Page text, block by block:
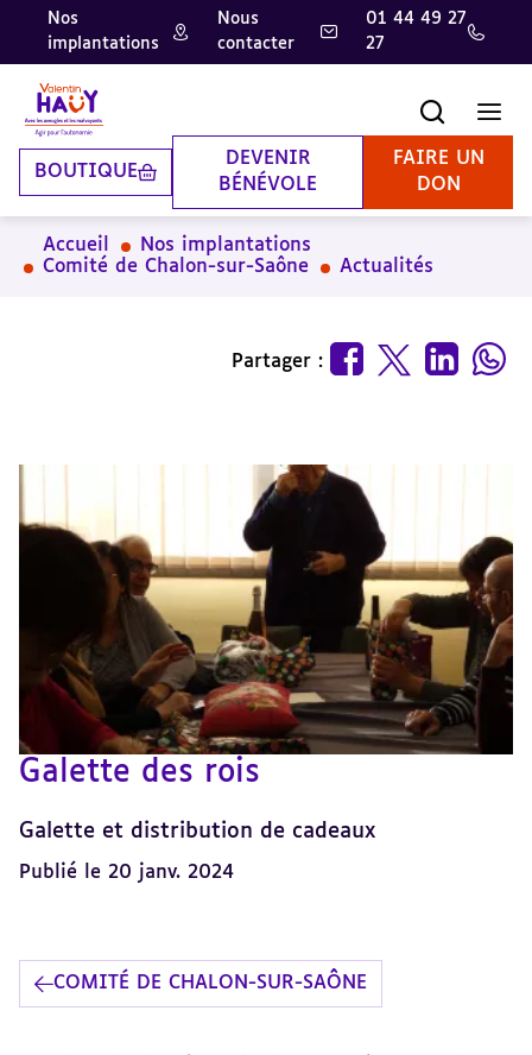
Aller
contenu
principal
Aller
pied
de
page
Aller
la
recherche
Nos
implantations
Nous
contacter
01 44 49 27
27
BOUTIQUE
DEVENIR
BÉNÉVOLE
FAIRE UN
DON
Accueil
Nos implantations
Comité de Chalon-sur-Saône
Actualités
Partager :
Galette des rois
Galette et distribution de cadeaux
Publié le 20 janv. 2024
COMITÉ DE CHALON-SUR-SAÔNE